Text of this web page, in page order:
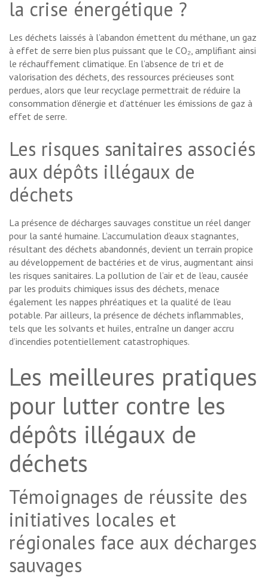
la crise énergétique ?
Les déchets laissés à l’abandon émettent du méthane, un gaz
à effet de serre bien plus puissant que le CO₂, amplifiant ainsi
le réchauffement climatique. En l’absence de tri et de
valorisation des déchets, des ressources précieuses sont
perdues, alors que leur recyclage permettrait de réduire la
consommation d’énergie et d’atténuer les émissions de gaz à
effet de serre.
Les risques sanitaires associés
aux dépôts illégaux de
déchets
La présence de décharges sauvages constitue un réel danger
pour la santé humaine. L’accumulation d’eaux stagnantes,
résultant des déchets abandonnés, devient un terrain propice
au développement de bactéries et de virus, augmentant ainsi
les risques sanitaires. La pollution de l’air et de l’eau, causée
par les produits chimiques issus des déchets, menace
également les nappes phréatiques et la qualité de l’eau
potable. Par ailleurs, la présence de déchets inflammables,
tels que les solvants et huiles, entraîne un danger accru
d’incendies potentiellement catastrophiques.
Les meilleures pratiques
pour lutter contre les
dépôts illégaux de
déchets
Témoignages de réussite des
initiatives locales et
régionales face aux décharges
sauvages